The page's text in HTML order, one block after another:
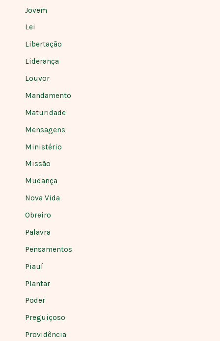
Jovem
Lei
Libertação
Liderança
Louvor
Mandamento
Maturidade
Mensagens
Ministério
Missão
Mudança
Nova Vida
Obreiro
Palavra
Pensamentos
Piauí
Plantar
Poder
Preguiçoso
Providência